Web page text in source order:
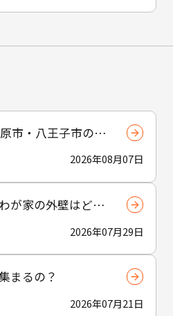
市・八王子市の外
用・劣化サイン・2026年08月07日
が家の外壁はど
外壁材と「塗れな2026年07月29日
まるの？
2026年07月21日